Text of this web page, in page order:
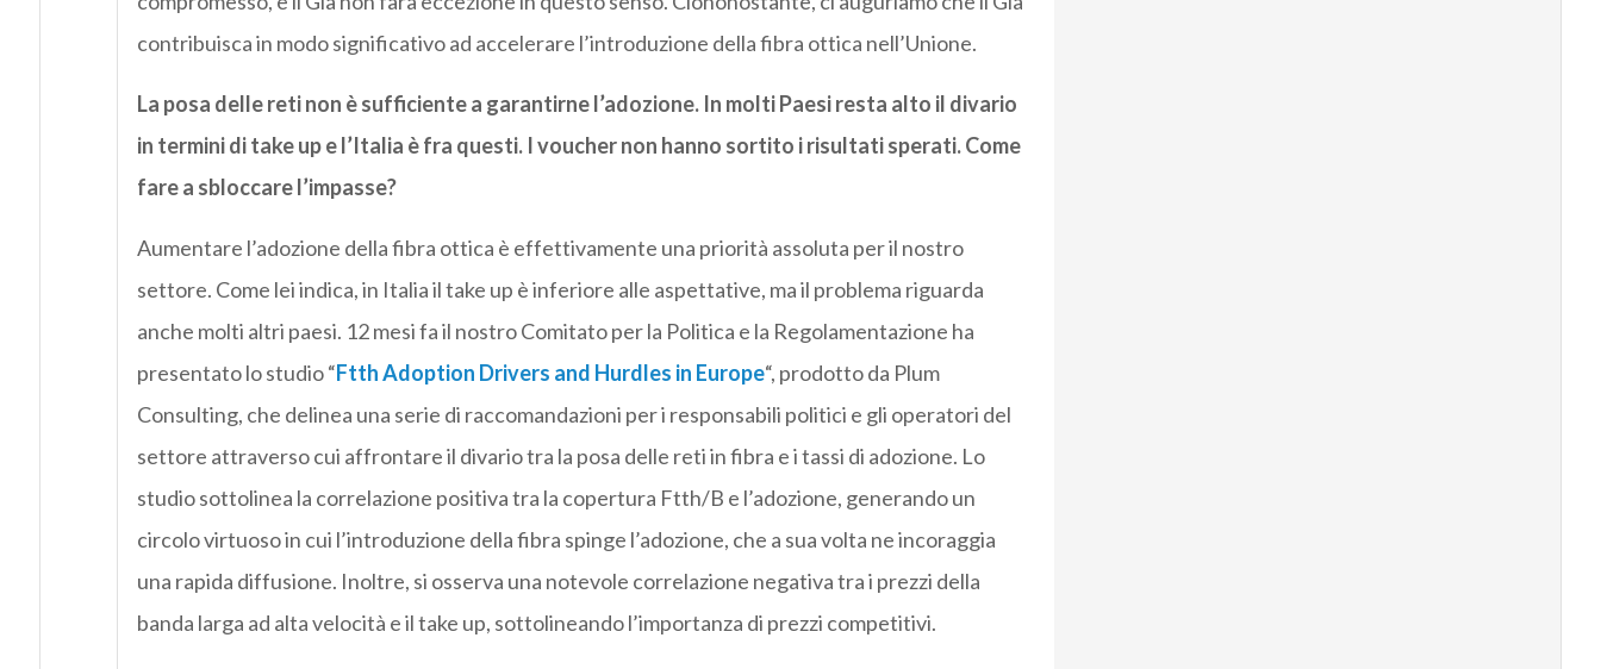
contribuisca in modo significativo ad accelerare l’introduzione della fibra ottica nell’Unione.
La posa delle reti non è sufficiente a garantirne l’adozione. In molti Paesi resta alto il divario
in termini di take up e l’Italia è fra questi. I voucher non hanno sortito i risultati sperati. Come
fare a sbloccare l’impasse?
Aumentare l’adozione della fibra ottica è effettivamente una priorità assoluta per il nostro
settore. Come lei indica, in Italia il take up è inferiore alle aspettative, ma il problema riguarda
anche molti altri paesi. 12 mesi fa il nostro Comitato per la Politica e la Regolamentazione ha
presentato lo studio “Ftth Adoption Drivers and Hurdles in Europe“, prodotto da Plum
Consulting, che delinea una serie di raccomandazioni per i responsabili politici e gli operatori del
settore attraverso cui affrontare il divario tra la posa delle reti in fibra e i tassi di adozione. Lo
studio sottolinea la correlazione positiva tra la copertura Ftth/B e l’adozione, generando un
circolo virtuoso in cui l’introduzione della fibra spinge l’adozione, che a sua volta ne incoraggia
una rapida diffusione. Inoltre, si osserva una notevole correlazione negativa tra i prezzi della
banda larga ad alta velocità e il take up, sottolineando l’importanza di prezzi competitivi.